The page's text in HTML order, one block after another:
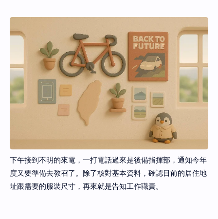
下午接到不明的來電，一打電話過來是後備指揮部，通知今年
度又要準備去教召了。除了核對基本資料，確認目前的居住地
址跟需要的服裝尺寸，再來就是告知工作職責。